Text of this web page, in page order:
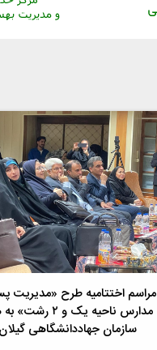
مراسم اختتامیه طرح «مدیریت
مدارس ناحیه یک و ۲
سازمان جهاددانشگاهی گیلان